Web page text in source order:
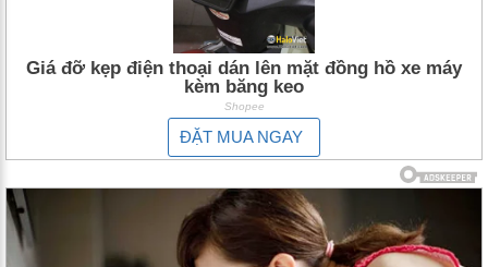
Giá đỡ kẹp điện thoại dán lên mặt đồng hồ xe máy
kèm băng keo
Shopee
ĐẶT MUA NGAY